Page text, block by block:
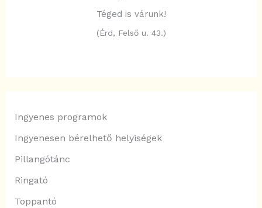
Téged is várunk!
(Érd, Felső u. 43.)
Ingyenes programok
Ingyenesen bérelhető helyiségek
Pillangótánc
Ringató
Toppantó